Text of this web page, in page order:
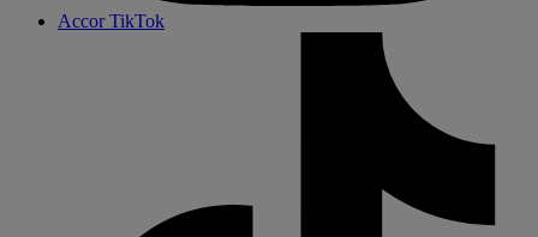
Accor TikTok